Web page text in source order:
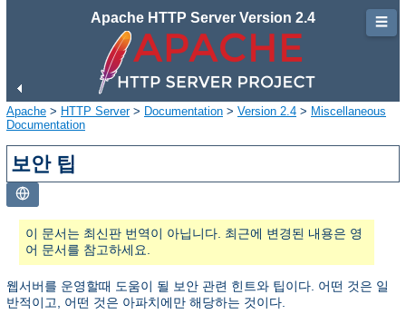
Apache HTTP Server Version 2.4
Apache > HTTP Server> Documentation > Version 2.4 > Miscellaneous
Documentation
보안 팁
이 문서는 최신판 번역이 아닙니다. 최근에 변경된 내용은 영
어 문서를 참고하세요.
웹서버를 운영할때 도움이 될 보안 관련 힌트와 팁이다. 어떤 것은 일
반적이고, 어떤 것은 아파치에만 해당하는 것이다.
☰